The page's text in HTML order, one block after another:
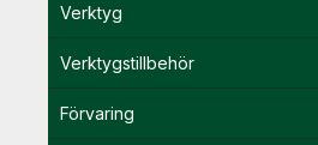
Verktyg
Verktygstillbehör
Förvaring